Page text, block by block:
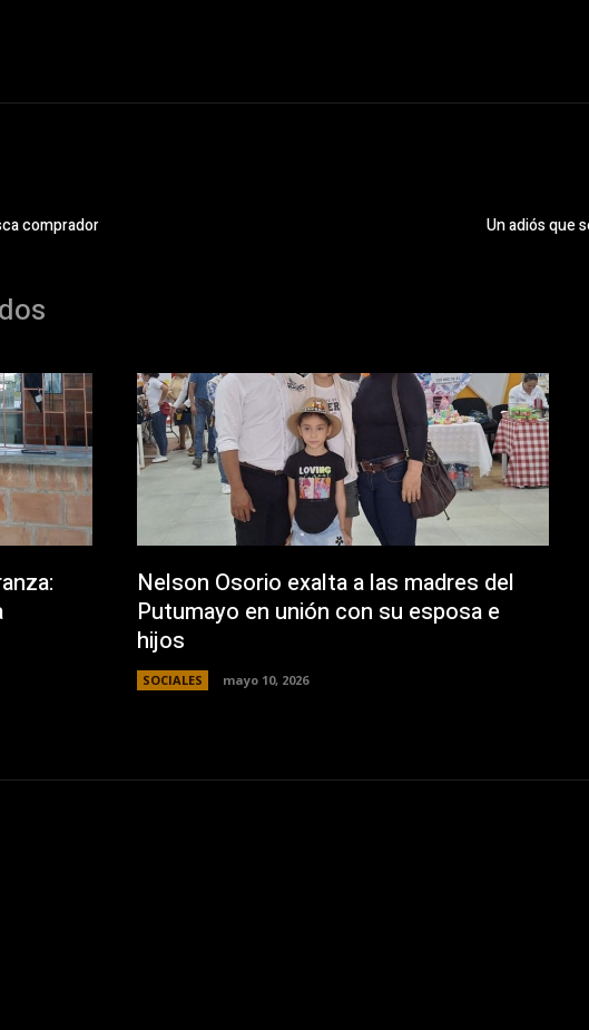
comprador Un adiós que
Nelson Osorio exalta a las madres del
Putumayo en unión con su esposa e
hijos
SOCIALES mayo 10, 2026